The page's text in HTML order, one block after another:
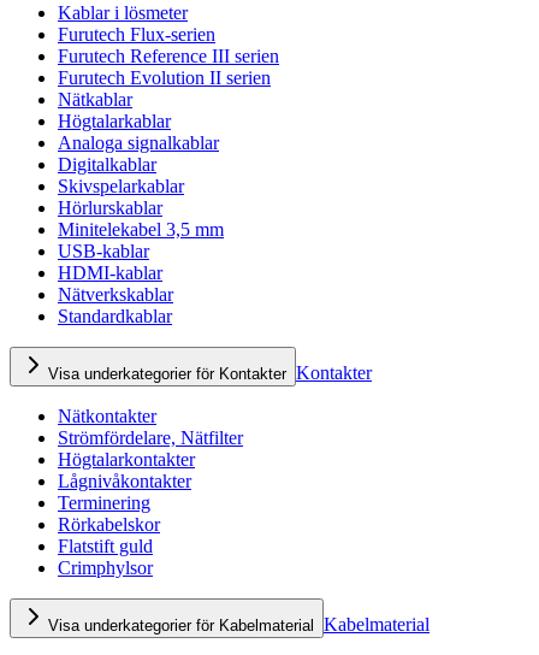
Kablar i lösmeter
Furutech Flux-serien
Furutech Reference III serien
Furutech Evolution II serien
Nätkablar
Högtalarkablar
Analoga signalkablar
Digitalkablar
Skivspelarkablar
Hörlurskablar
Minitelekabel 3,5 mm
USB-kablar
HDMI-kablar
Nätverkskablar
Standardkablar
Visa underkategorier för Kontakter Kontakter
Nätkontakter
Strömfördelare, Nätfilter
Högtalarkontakter
Lågnivåkontakter
Terminering
Rörkabelskor
Flatstift guld
Crimphylsor
Visa underkategorier för Kabelmaterial Kabelmaterial